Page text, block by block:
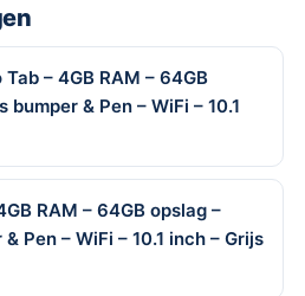
– 4GB RAM – 64GB
& Pen – WiFi – 10.1
RAM – 64GB opslag –
Pen – WiFi – 10.1 inch – Grijs